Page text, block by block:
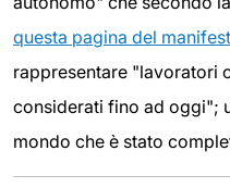
questa pagina del
rappresentare "lavoratori
considerati fino ad oggi";
mondo che è stato